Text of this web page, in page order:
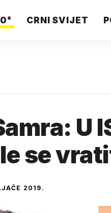
CRNI SVIJET
U
se
2019.